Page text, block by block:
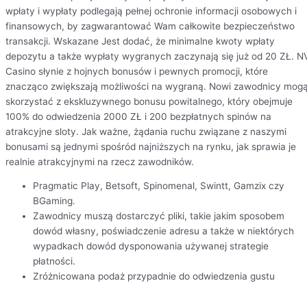
wpłaty i wypłaty podlegają pełnej ochronie informacji osobowych i
finansowych, by zagwarantować Wam całkowite bezpieczeństwo
transakcji. Wskazane Jest dodać, że minimalne kwoty wpłaty
depozytu a także wypłaty wygranych zaczynają się już od 20 ZŁ.
Casino słynie z hojnych bonusów i pewnych promocji, które
znacząco zwiększają możliwości na wygraną. Nowi zawodnicy
skorzystać z ekskluzywnego bonusu powitalnego, który obejmuje
100% do odwiedzenia 2000 ZŁ i 200 bezpłatnych spinów na
atrakcyjne sloty. Jak ważne, żądania ruchu związane z naszymi
bonusami są jednymi spośród najniższych na rynku, jak sprawia je
realnie atrakcyjnymi na rzecz zawodników.
Pragmatic Play, Betsoft, Spinomenal, Swintt, Gamzix czy
BGaming.
Zawodnicy muszą dostarczyć pliki, takie jakim sposobem
dowód własny, poświadczenie adresu a także w niektórych
wypadkach dowód dysponowania używanej strategie
płatności.
Zróżnicowana podaż przypadnie do odwiedzenia gustu